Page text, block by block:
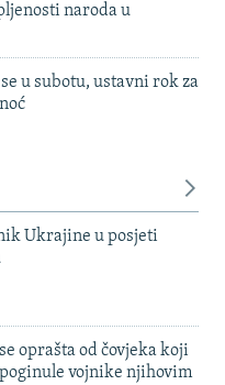
naroda u
u subotu, ustavni rok za
Ukrajine u posjeti
oprašta od čovjeka koji
vojnike njihovim